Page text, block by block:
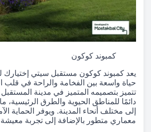
كمبوند كوكون
يعد كمبوند كوكون مستقبل سيتي
حياة واسعة بين الفخامة والراحة في قلب
تتميز بتصميمه المتميز في مدينة
دائمًا للمناطق الحيوية والطرق
إلى مختلف أنحاء المدينة. ويوفر الحماية
معماري متطور بالإضافة إلى تجربة معيشة